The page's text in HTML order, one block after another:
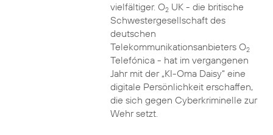
vielfältiger. O2UK - die britische
Schwestergesellschaft des
deutschen
Telekommunikationsanbieters O2
Telefónica - hat im vergangenen
Jahr mit der „KI-Oma Daisy“ eine
digitale Persönlichkeit erschaffen,
die sich gegen Cyberkriminelle zur
Wehr setzt.